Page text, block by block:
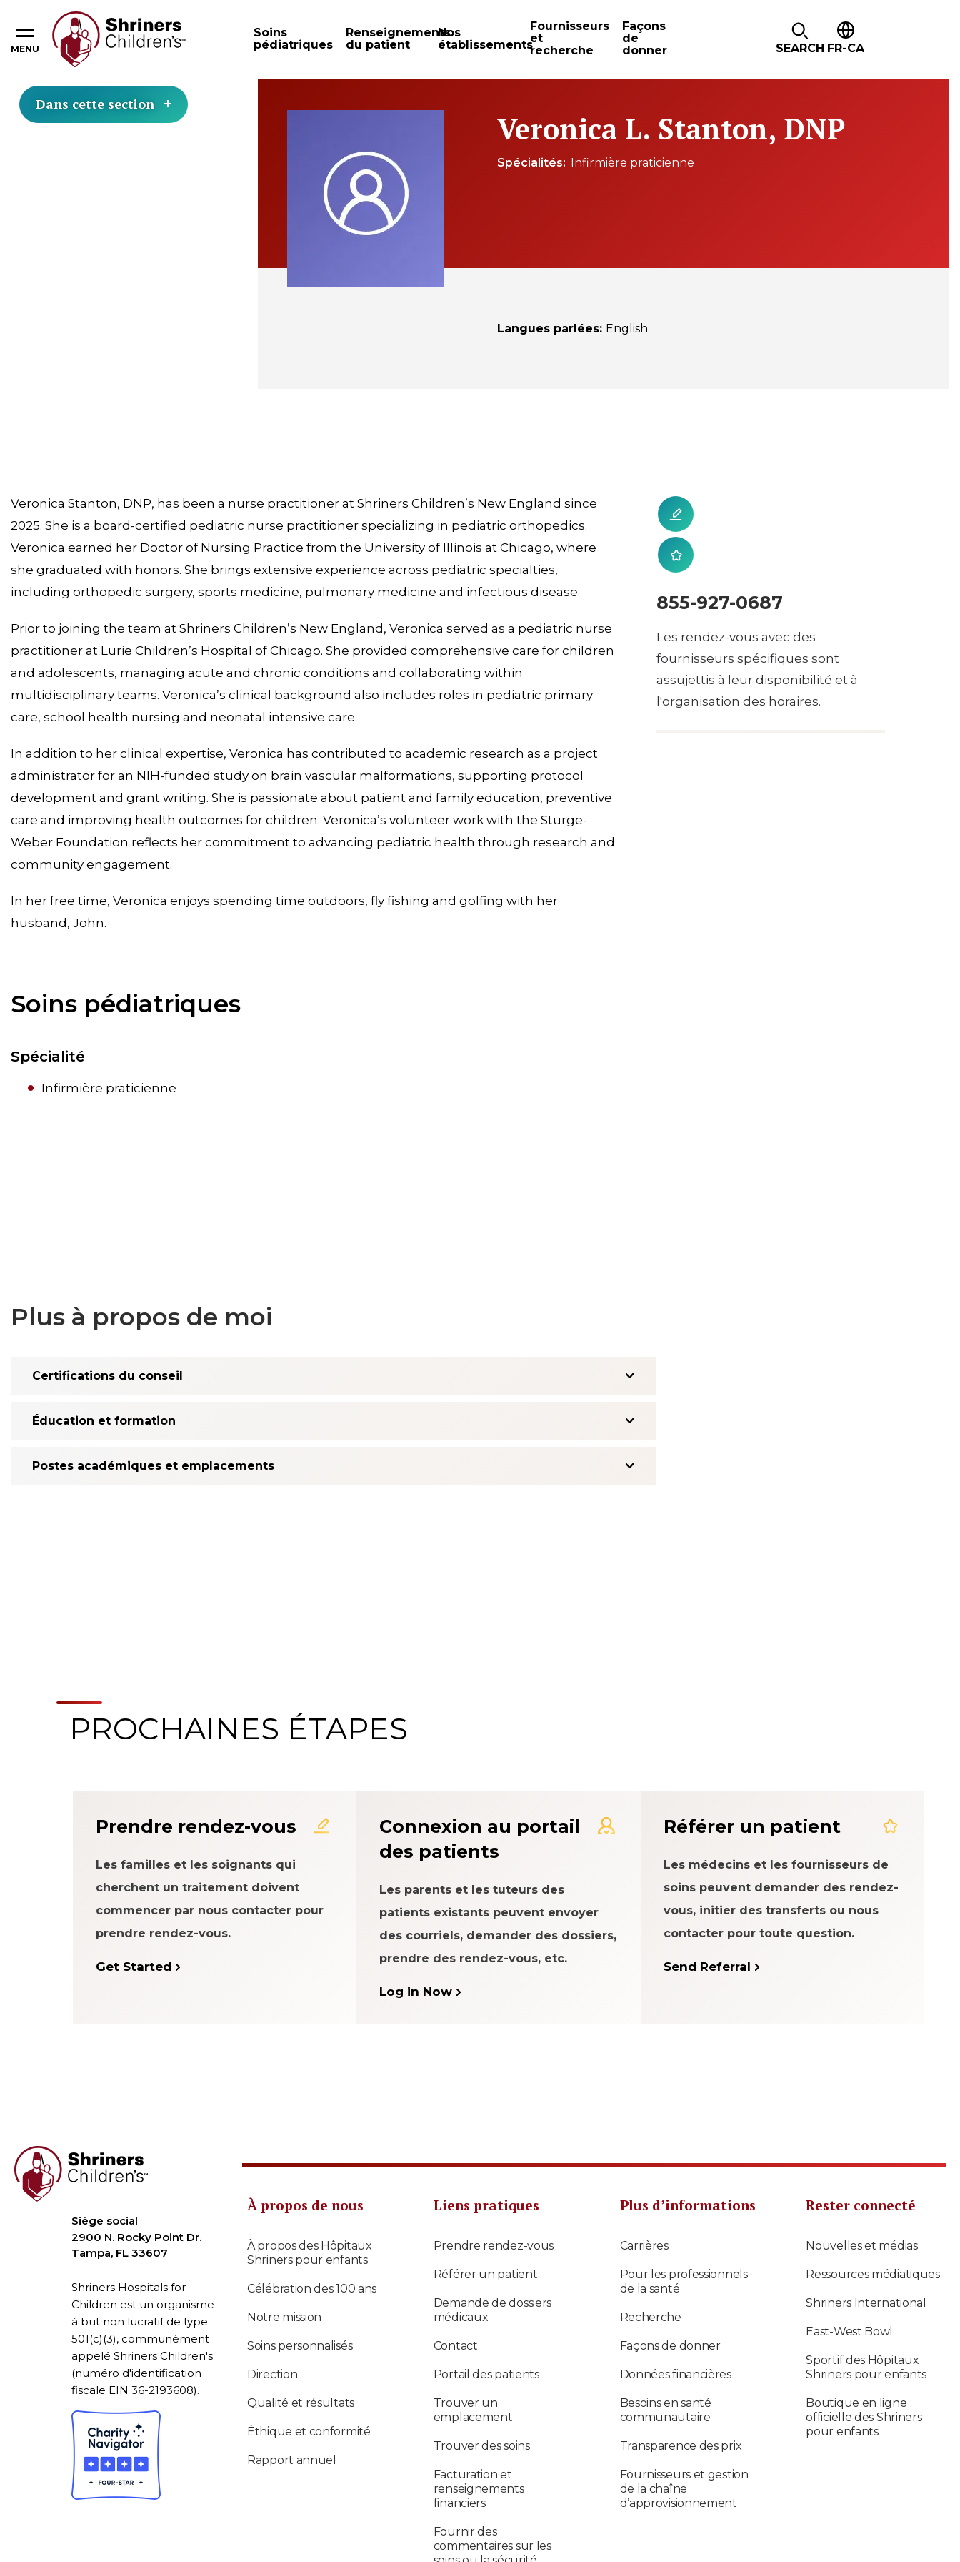
MENU
Soins
pédiatriques
Renseignements
du patient
Nos
établissements
Fournisseurs
et
recherche
Façons
de
donner
SEARCH FR-CA
Dans cette section
Veronica L. Stanton, DNP
Spécialités Infirmière praticienne
Langues parlées: English
Veronica Stanton, DNP, has been a nurse practitioner at Shriners Children’s New England since
2025. She is a board-certified pediatric nurse practitioner specializing in pediatric orthopedics.
Veronica earned her Doctor of Nursing Practice from the University of Illinois at Chicago, where
she graduated with honors. She brings extensive experience across pediatric specialties,
including orthopedic surgery, sports medicine, pulmonary medicine and infectious disease.
Prior to joining the team at Shriners Children’s New England, Veronica served as a pediatric nurse
practitioner at Lurie Children’s Hospital of Chicago. She provided comprehensive care for children
and adolescents, managing acute and chronic conditions and collaborating within
multidisciplinary teams. Veronica’s clinical background also includes roles in pediatric primary
care, school health nursing and neonatal intensive care.
In addition to her clinical expertise, Veronica has contributed to academic research as a project
administrator for an NIH-funded study on brain vascular malformations, supporting protocol
development and grant writing. She is passionate about patient and family education, preventive
care and improving health outcomes for children. Veronica’s volunteer work with the Sturge-
Weber Foundation reflects her commitment to advancing pediatric health through research and
community engagement.
In her free time, Veronica enjoys spending time outdoors, fly fishing and golfing with her
husband, John.
Soins pédiatriques
Spécialité
Infirmière praticienne
855-927-0687
Les rendez-vous avec des
fournisseurs spécifiques sont
assujettis à leur disponibilité et à
l'organisation des horaires.
Plus à propos de moi
Certifications du conseil
Éducation et formation
Postes académiques et emplacements
PROCHAINES ÉTAPES
Prendre rendez-vous
Les familles et les soignants qui
cherchent un traitement doivent
commencer par nous contacter pour
prendre rendez-vous.
Get Started
Connexion au portail
des patients
Les parents et les tuteurs des
patients existants peuvent envoyer
des courriels, demander des dossiers,
prendre des rendez-vous, etc.
Log in Now
Référer un patient
Les médecins et les fournisseurs de
soins peuvent demander des rendez-
vous, initier des transferts ou nous
contacter pour toute question.
Send Referral
Siège social
2900 N. Rocky Point Dr.
Tampa, FL 33607
Shriners Hospitals for
Children est un organisme
à but non lucratif de type
501(c)(3), communément
appelé Shriners Children's
(numéro d'identification
fiscale EIN 36-2193608).
À propos de nous
À propos des Hôpitaux
Shriners pour enfants
Célébration des 100 ans
Notre mission
Soins personnalisés
Direction
Qualité et résultats
Éthique et conformité
Rapport annuel
Liens pratiques
Prendre rendez-vous
Référer un patient
Demande de dossiers
médicaux
Contact
Portail des patients
Trouver un
emplacement
Trouver des soins
Facturation et
renseignements
financiers
Fournir des
commentaires sur les
Plus d’informations
Carrières
Pour les professionnels
de la santé
Recherche
Façons de donner
Données financières
Besoins en santé
communautaire
Transparence des prix
Fournisseurs et gestion
de la chaîne
d’approvisionnement
Rester connecté
Nouvelles et médias
Ressources médiatiques
Shriners International
East-West Bowl
Sportif des Hôpitaux
Shriners pour enfants
Boutique en ligne
officielle des Shriners
pour enfants